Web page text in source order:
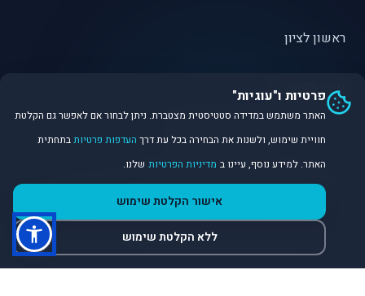
ראשון לציון
פתח תקווה
©
פלטפורמת נתונים ובינה מלאכותית לניתוח שוק הנדל״ן.
פרטיות ו"עוגיות"
האתר משתמש במדידה סטטיסטית מצטברת. ניתן לבחור אם לאפשר גם הקלטת
חוויית שימוש, ולשנות את הבחירה בכל עת דרך העדפות פרטיותבתחתית
האתר. למידע נוסף, עיינו ב מדיניות הפרטיות שלנו.
אישור הקלטת שימוש
ללא הקלטת שימוש